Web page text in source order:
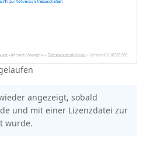
angezeigt, sobald
und mit einer Lizenzdatei zur
wurde.